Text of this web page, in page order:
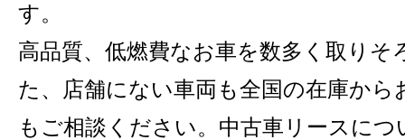
す。
高品質、低燃費なお車を数多く取り
た、店舗にない車両も全国の在庫か
もご相談ください。中古車リースに